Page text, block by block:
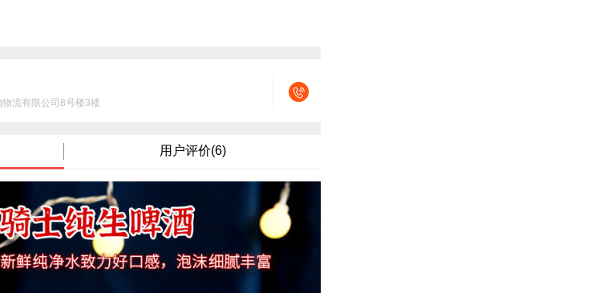
流有限公司8号楼3楼
用户评价(6)